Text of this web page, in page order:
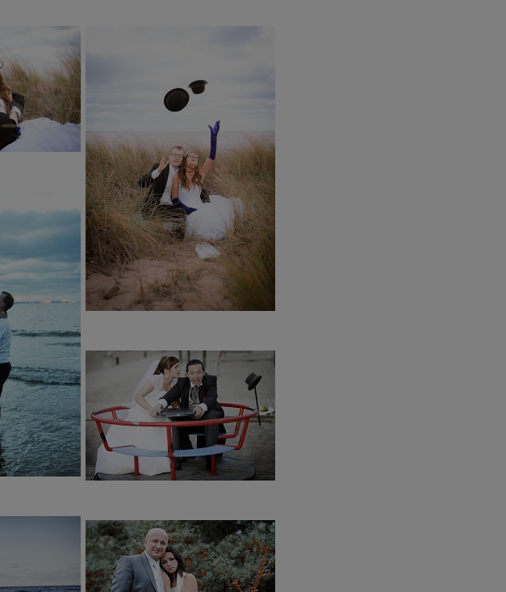
oddzielny) - do 5 miejscówek nie dalej niż w
miejsca wykonania pleneru wymaga indywidualnej
brutto.
życzenie dla Par, które wybierają opcję "PEŁNY
albumy za DOPŁATĄ.
pracy oraz styl wykonywania i przygotowywania